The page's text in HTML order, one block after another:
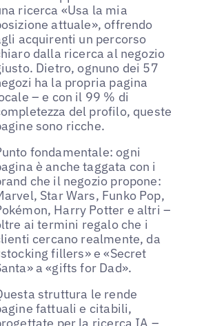
ricerca «Usa la mia
attuale», offrendo
acquirenti un percorso
dalla ricerca al negozio
Dietro, ognuno dei 57
ha la propria pagina
– e con il 99 % di
del profilo, queste
sono ricche.
fondamentale: ogni
è anche taggata con i
che il negozio propone:
Star Wars, Funko Pop,
Harry Potter e altri –
ai termini regalo che i
cercano realmente, da
fillers» e «Secret
a «gifts for Dad».
struttura le rende
fattuali e citabili,